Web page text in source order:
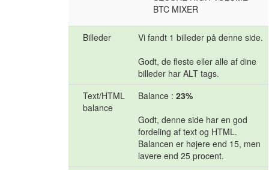
BTC MIXER
Billeder
Vi fandt 1 billeder på denne side.
Godt, de fleste eller alle af dine
billeder har ALT tags.
Text/HTML
balance
Balance :23%
Godt, denne side har en god
fordeling af text og HTML.
Balancen er højere end 15, men
lavere end 25 procent.